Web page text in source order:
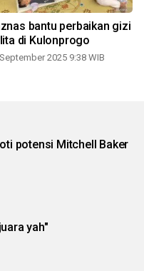
bantu perbaikan gizi
di Kulonprogo
2025 9:38 WIB
potensi Mitchell Baker
yah"